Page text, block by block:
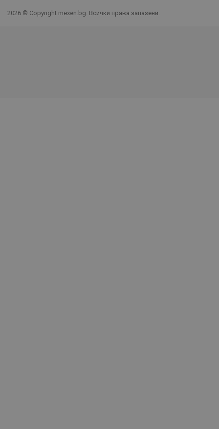
2026 © Copyright mexen.bg. Всички права запазени.